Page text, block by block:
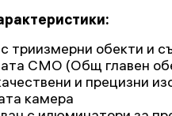
триизмерни обекти и
CMO (Общ главен
и прецизни
камера